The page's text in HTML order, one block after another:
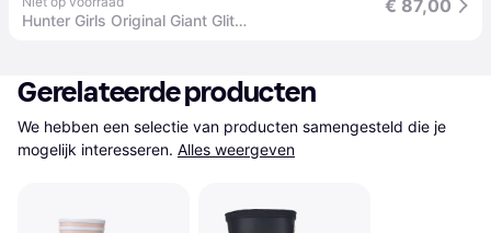
Hunter Girls Original Giant Glitter Wellingon Boots in Red - Pink / EU 36 UK 3
€ 87,00
Gerelateerde producten
We hebben een selectie van producten samengesteld die je
mogelijk interesseren. Alles weergeven